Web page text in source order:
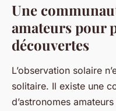
Une
amateurs pour
découvertes
L’observation solaire
solitaire. Il existe une
d’astronomes